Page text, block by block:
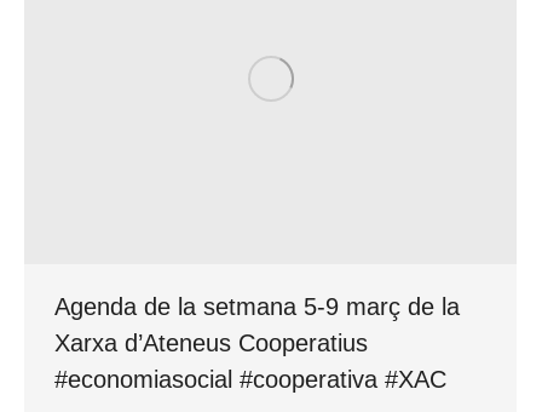
Agenda de la setmana 5-9 març de la
Xarxa d’Ateneus Cooperatius
#economiasocial #cooperativa #XAC